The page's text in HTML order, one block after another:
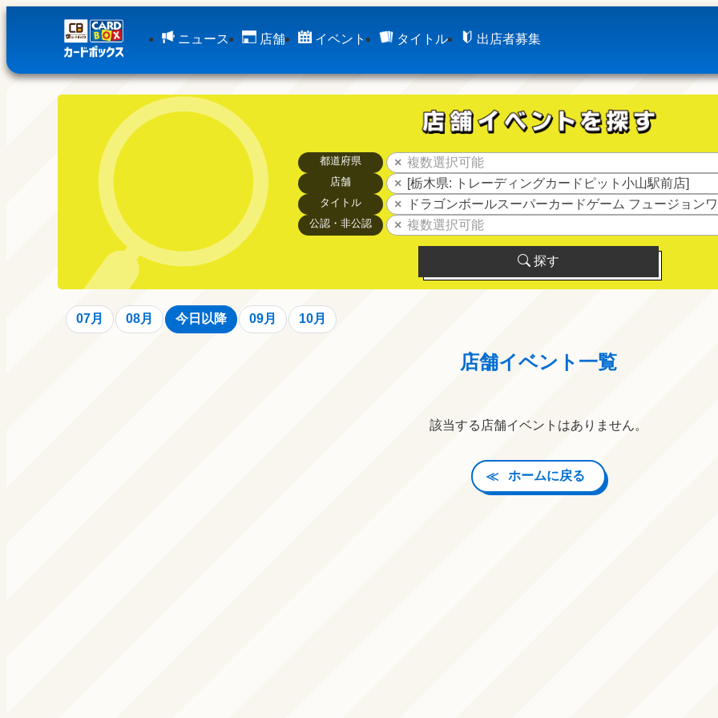
ニュース 店舗 イベント タイトル 出店者募集
都道府県 複数選択可能
店舗 [栃木県: トレーディングカードピット小山駅前店]
タイトル ドラゴンボールスーパーカードゲーム フュージョン
公認・非公認 複数選択可能
探す
07月 08月 今日以降 09月 10月
店舗イベント一覧
該当する店舗イベントはありません。
ホームに戻る